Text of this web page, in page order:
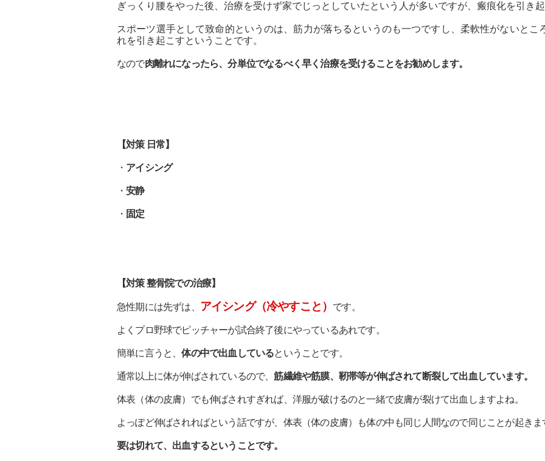
ぎっくり腰をやった後、治療を受けず家でじっとしていたという人が多いですが、瘢痕化を引き
スポーツ選手として致命的というのは、筋力が落ちるというのも一つですし、柔軟性がないとこ
れを引き起こすということです。
なので肉離れになったら、分単位でなるべく早く治療を受けることをお勧めします。
【対策 日常】
・ アイシング
・安静
・ 固定
【対策 整骨院での治療】
急性期には先ずは、 アイシング（冷やすこと） です。
よくプロ野球でピッチャーが試合終了後にやっているあれです。
簡単に言うと、体の中で出血しているということです。
通常以上に体が伸ばされているので、筋繊維や筋膜、靭帯等が伸ばされて断裂して出血しています。
体表（体の皮膚）でも伸ばされすぎれば、洋服が破けるのと一緒で皮膚が裂けて出血しますよね。
よっぽど伸ばされればという話ですが、体表（体の皮膚）も体の中も同じ人間なので同じことが起きま
要は切れて、出血するということです。